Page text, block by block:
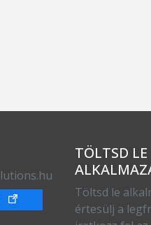
TÖLTSD LE
Töltsd le
értesülj a